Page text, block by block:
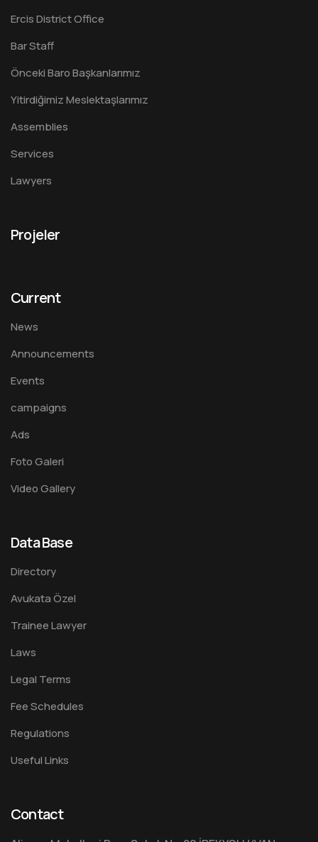
Ercis District Office
Bar Staff
Önceki Baro Başkanlarımız
Yitirdiğimiz Meslektaşlarımız
Assemblies
Services
Lawyers
Projeler
Current
News
Announcements
Events
campaigns
Ads
Foto Galeri
Video Gallery
Data Base
Directory
Avukata Özel
Trainee Lawyer
Laws
Legal Terms
Fee Schedules
Regulations
Useful Links
Contact